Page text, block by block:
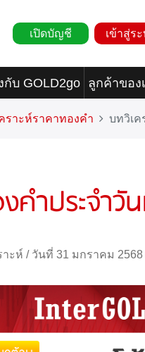
เปิดบัญชี เข้าสู่ร
บ GOLD2go ลูกค้าของ
ราะห์ราคาทองคำ บทวิเ
งคำประจำ
าะห์ / วันที่ 31 มกราคม 2568